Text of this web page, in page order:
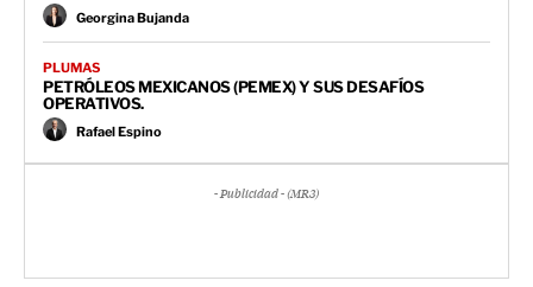
Georgina Bujanda
PLUMAS
PETRÓLEOS MEXICANOS (PEMEX) Y SUS DESAFÍOS
OPERATIVOS.
Rafael Espino
- Publicidad - (MR3)